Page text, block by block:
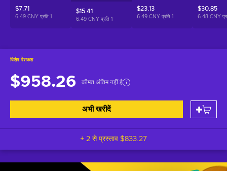
विशेष पेशकश
$958.26 कीमत अंतिम नहीं है
अभी खरीदें
+ 2 से प्रस्ताव $833.27
$7.71
6.49 CNY प्रति 1
$15.41
6.49 CNY प्रति 1
$23.13
6.49 CNY प्रति 1
$30.85
6.48 CNY